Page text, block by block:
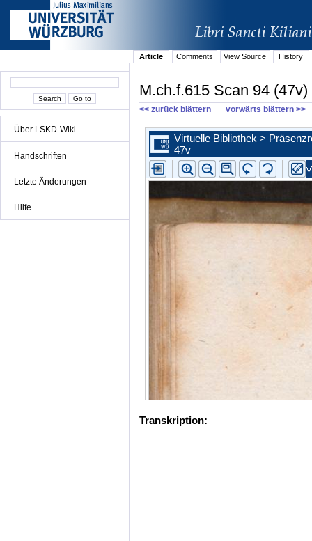
Über LSKD-Wiki
Handschriften
Letzte Änderungen
Hilfe
Article Comments View Source History
M.ch.f.615 Scan 94 (47v)
<< zurück blättern vorwärts blättern >>
Transkription: